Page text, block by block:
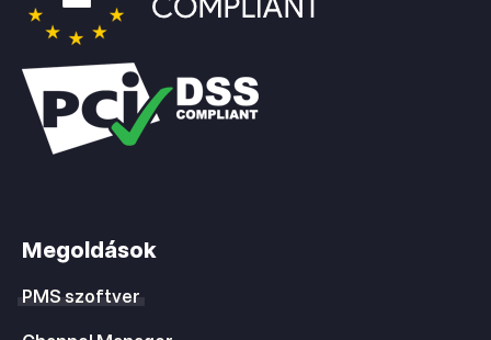
Megoldások
PMS szoftver